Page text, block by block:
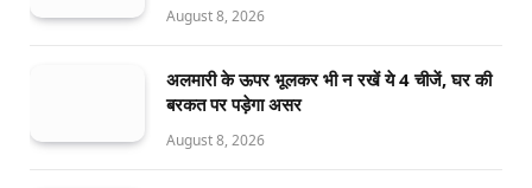
August 8, 2026
अलमारी के ऊपर भूलकर भी न रखें ये 4 चीजें, घर की
बरकत पर पड़ेगा असर
August 8, 2026